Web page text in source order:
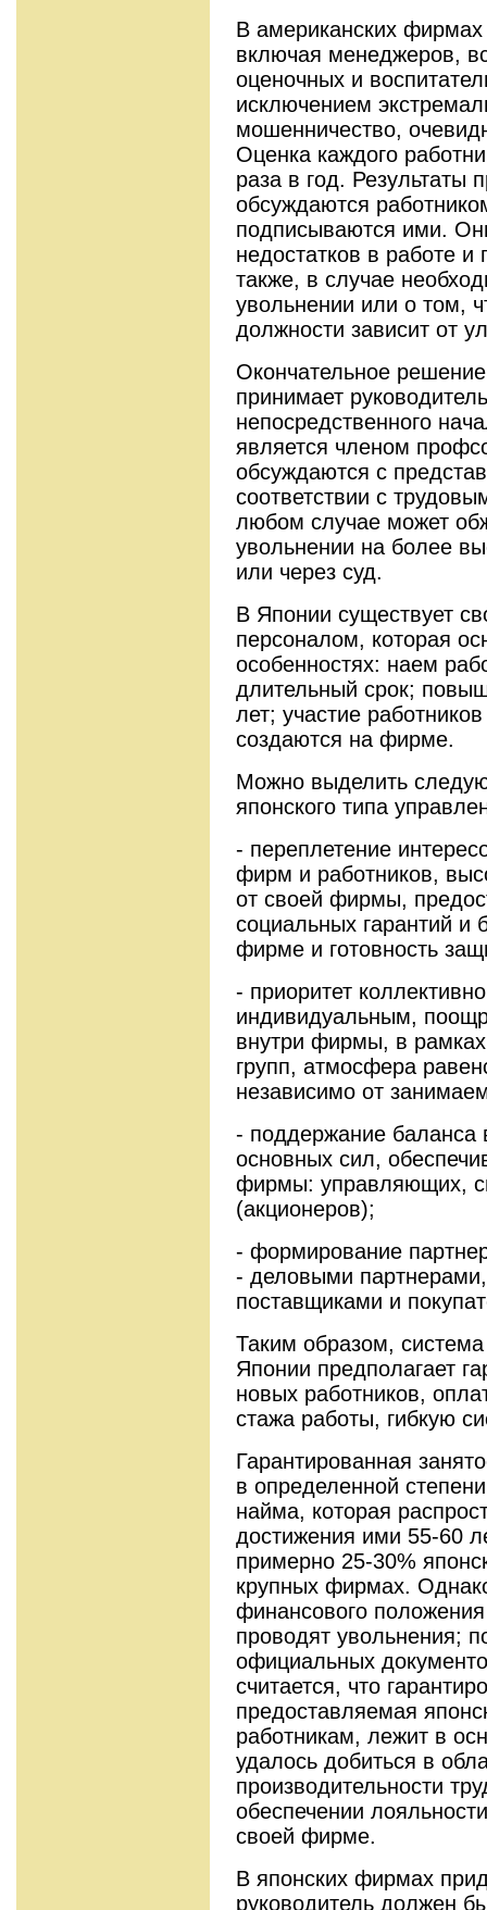
В американских
включая менеджеров,
оценочных и
исключением
мошенничество,
Оценка каждого
раза в год. Результаты
обсуждаются
подписываются ими.
недостатков в работе и
также, в случае
увольнении или о том,
должности зависит от
Окончательное
принимает
непосредственного
является членом
обсуждаются с
соответствии с
любом случае может
увольнении на более
или через суд.
В Японии существует
персоналом, которая
особенностях: наем
длительный срок;
лет; участие
создаются на фирме.
Можно выделить
японского типа
- переплетение
фирм и работников,
от своей фирмы,
социальных гарантий и
фирме и готовность
- приоритет
индивидуальным,
внутри фирмы, в
групп, атмосфера
независимо от
- поддержание баланса
основных сил,
фирмы: управляющих,
(акционеров);
- формирование
- деловыми
поставщиками и
Таким образом,
Японии предполагает
новых работников,
стажа работы, гибкую
Гарантированная
в определенной
найма, которая
достижения ими 55-60
примерно 25-30%
крупных фирмах.
финансового
проводят увольнения;
официальных
считается, что
предоставляемая
работникам, лежит в
удалось добиться в
производительности
обеспечении
своей фирме.
В японских фирмах
руководитель должен